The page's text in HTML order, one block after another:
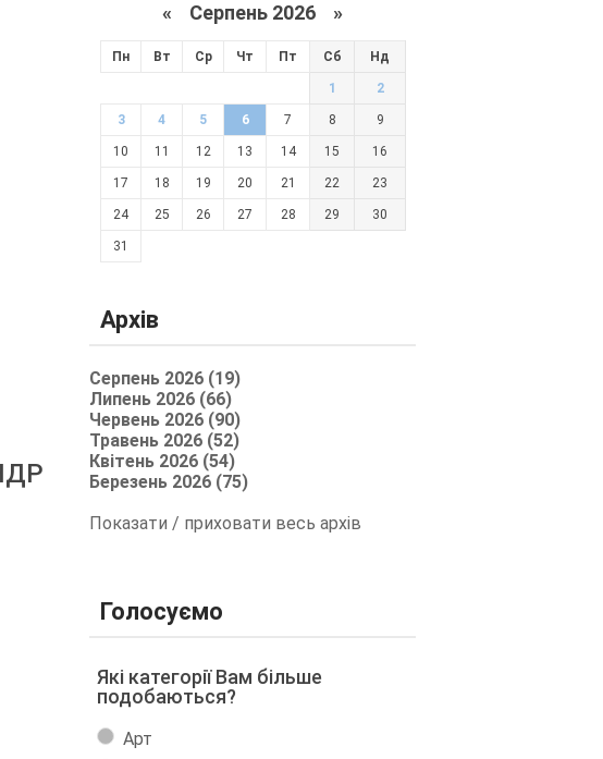
« Серпень 2026 »
Пн Вт Ср Чт Пт Сб Нд
1 2
3 4 5 6 7 8 9
10 11 12 13 14 15 16
17 18 19 20 21 22 23
24 25 26 27 28 29 30
31
Архів
Серпень 2026 (19)
Липень 2026 (66)
Червень 2026 (90)
Травень 2026 (52)
Квітень 2026 (54)
Березень 2026 (75)
Показати / приховати весь архів
Голосуємо
Які категорії Вам більше
подобаються?
Арт